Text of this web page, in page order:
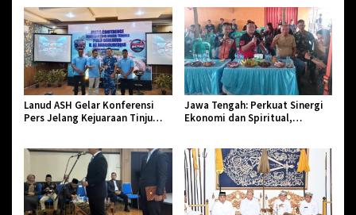
Lanud ASH Gelar Konferensi
Pers Jelang Kejuaraan Tinju
Jawa Tengah: Perkuat Sinergi
Ekonomi dan Spiritual,